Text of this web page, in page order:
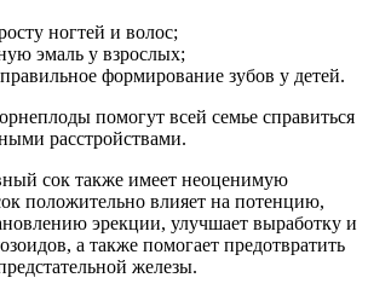
ногтей и волос;
эмаль у взрослых;
формирование зубов у детей.
помогут всей семье справиться
расстройствами.
сок также имеет неоценимую
положительно влияет на потенцию,
эрекции, улучшает выработку и
а также помогает предотвратить
железы.